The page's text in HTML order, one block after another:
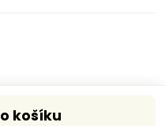
Do košíku